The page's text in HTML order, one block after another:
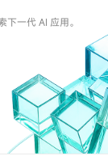
一代 AI 应用。